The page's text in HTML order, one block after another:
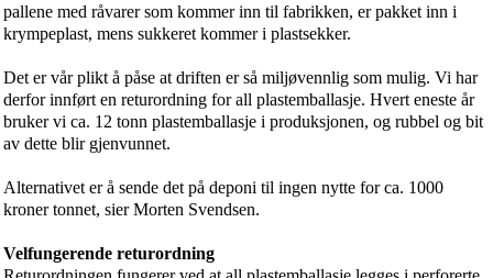
pallene med råvarer som kommer inn til fabrikken, er pakket inn i
krympeplast, mens sukkeret kommer i plastsekker.
Det er vår plikt å påse at driften er så miljøvennlig som mulig. Vi har
derfor innført en returordning for all plastemballasje. Hvert eneste år
bruker vi ca. 12 tonn plastemballasje i produksjonen, og rubbel og bit
av dette blir gjenvunnet.
Alternativet er å sende det på deponi til ingen nytte for ca. 1000
kroner tonnet, sier Morten Svendsen.
Velfungerende returordning